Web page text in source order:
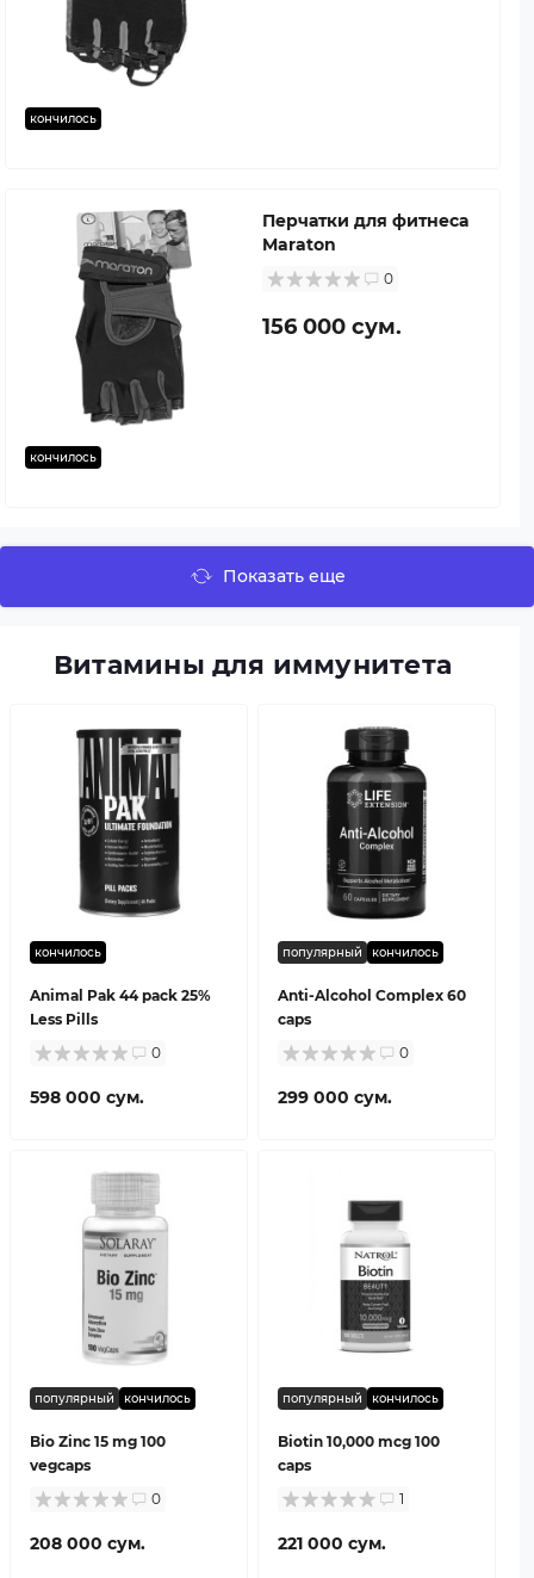
кончилось
кончилось
Перчатки для фитнеса
Maraton
0
156 000 сум.
Показать еще
Витамины для иммунитета
кончилось
Animal Pak 44 pack 25%
Less Pills
0
598 000 сум.
популярный кончилось
Anti-Alcohol Complex 60
caps
0
299 000 сум.
популярный кончилось
Bio Zinc 15 mg 100
vegcaps
0
208 000 сум.
популярный кончилось
Biotin 10,000 mcg 100
caps
1
221 000 сум.